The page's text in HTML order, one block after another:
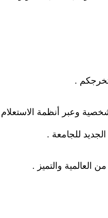
.
وعبر أنظمة الاستعلام
للجامعة .
والتميز .